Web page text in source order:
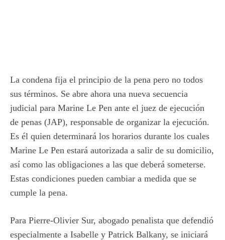
La condena fija el principio de la pena pero no todos
sus términos. Se abre ahora una nueva secuencia
judicial para Marine Le Pen ante el juez de ejecución
de penas (JAP), responsable de organizar la ejecución.
Es él quien determinará los horarios durante los cuales
Marine Le Pen estará autorizada a salir de su domicilio,
así como las obligaciones a las que deberá someterse.
Estas condiciones pueden cambiar a medida que se
cumple la pena.
Para Pierre-Olivier Sur, abogado penalista que defendió
especialmente a Isabelle y Patrick Balkany, se iniciará